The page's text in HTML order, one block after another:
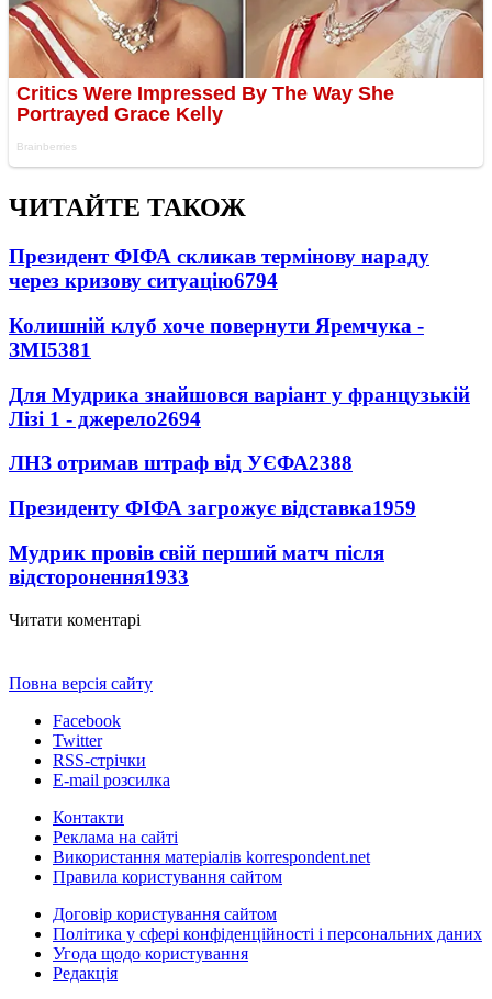
ЧИТАЙТЕ ТАКОЖ
Президент ФІФА скликав термінову нараду
через кризову ситуацію6794
Колишній клуб хоче повернути Яремчука -
ЗМІ5381
Для Мудрика знайшовся варіант у французькій
Лізі 1 - джерело2694
ЛНЗ отримав штраф від УЄФА2388
Президенту ФІФА загрожує відставка1959
Мудрик провів свій перший матч після
відсторонення1933
Читати коментарі
Повна версія сайту
Facebook
Twitter
RSS-стрічки
E-mail розсилка
Контакти
Реклама на сайті
Використання матеріалів korrespondent.net
Правила користування сайтом
Договір користування сайтом
Політика у сфері конфіденційності і персональних даних
Угода щодо користування
Редакція